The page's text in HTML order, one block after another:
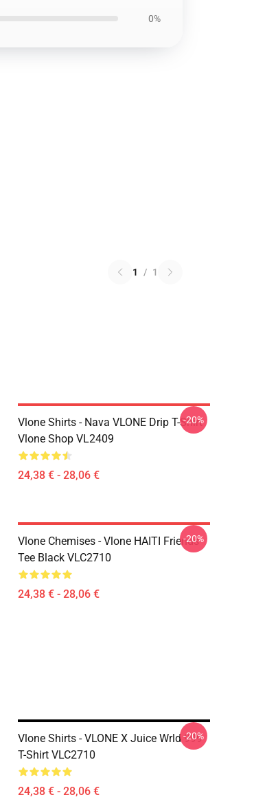
0%
1 / 1
Vlone Shirts - Nava VLONE Drip T-Shirt
Vlone Shop VL2409
24,38 € - 28,06 €
-20%
Vlone Chemises - Vlone HAITI Friends
Tee Black VLC2710
24,38 € - 28,06 €
-20%
Vlone Shirts - VLONE X Juice Wrld 999
T-Shirt VLC2710
24,38 € - 28,06 €
-20%